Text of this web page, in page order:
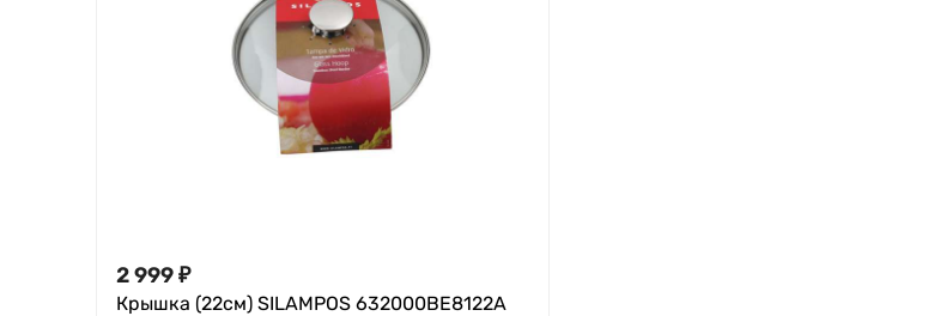
2 999₽
Крышка (22см) SILAMPOS 632000BE8122A